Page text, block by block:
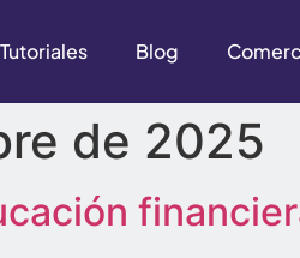
Tutoriales Blog
de 2025